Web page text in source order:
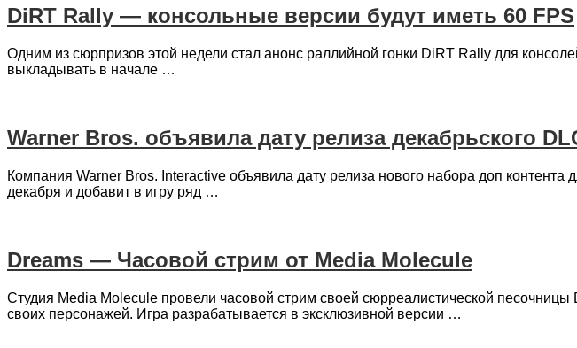
DiRT Rally — консольные версии будут иметь 60 FPS
Одним из сюрпризов этой недели стал анонс раллийной гонки DiRT Rally для
выкладывать в начале …
Warner Bros. объявила дату релиза декабрьского
Компания Warner Bros. Interactive объявила дату релиза нового набора доп
декабря и добавит в игру ряд …
Dreams — Часовой стрим от Media Molecule
Студия Media Molecule провели часовой стрим своей сюрреалистической
своих персонажей. Игра разрабатывается в эксклюзивной версии …